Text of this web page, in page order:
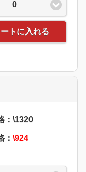
0
トに入れる
：\1320
： \924